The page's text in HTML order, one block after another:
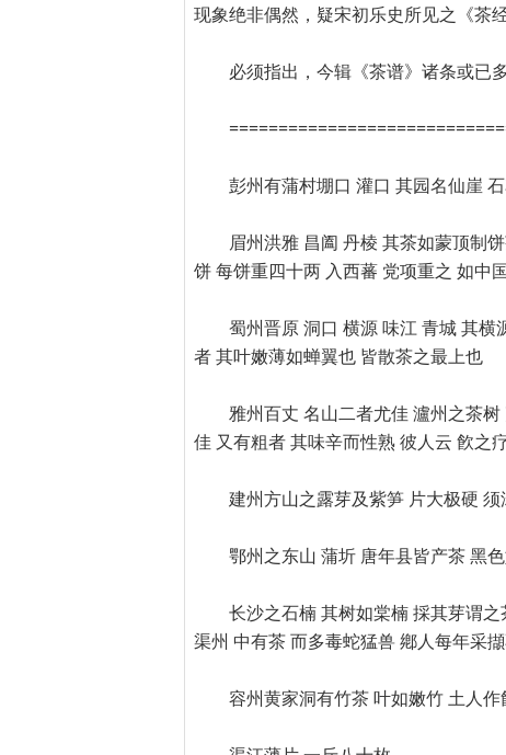
现象绝非偶然，疑宋初乐史所见之《茶
必须指出，今辑《茶谱》诸条或已
彭州有蒲村堋口 灌口 其园名仙崖
眉州洪雅 昌阖 丹棱 其茶如蒙顶制
饼 每饼重四十两 入西蕃 党项重之 如中
蜀州晋原 洞口 横源 味江 青城 其
者 其叶嫩薄如蝉翼也 皆散茶之最上也
雅州百丈 名山二者尤佳 瀘州之茶
佳 又有粗者 其味辛而性熟 彼人云 飮之
建州方山之露芽及紫笋 片大极硬
鄂州之东山 蒲圻 唐年县皆产茶 黑
长沙之石楠 其树如棠楠 採其芽谓
渠州 中有茶 而多毒蛇猛兽 鄕人每年采
容州黄家洞有竹茶 叶如嫩竹 土人